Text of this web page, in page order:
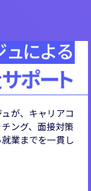
が、 キャリアコ
ング、面接対策
業までを一貫し